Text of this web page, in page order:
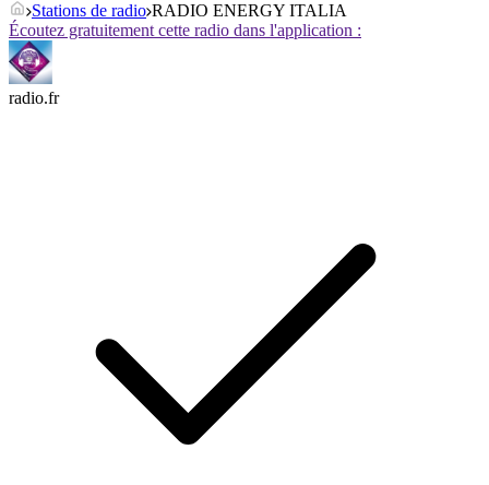
Stations de radio RADIO ENERGY ITALIA
Écoutez gratuitement cette radio dans l'application :
radio.fr